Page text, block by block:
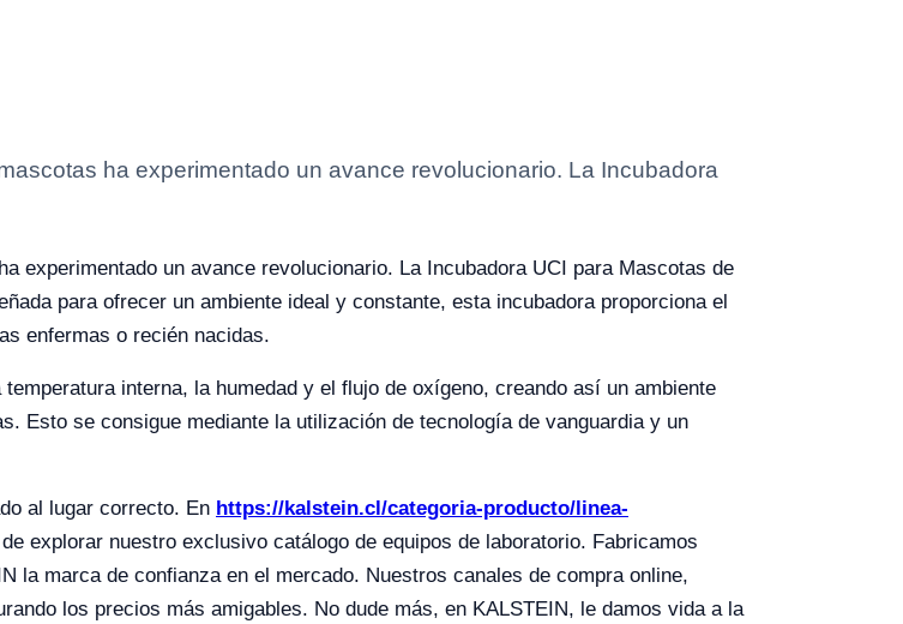
ha experimentado un avance revolucionario. La Incubadora
experimentado un avance revolucionario. La Incubadora UCI para Mascotas de
para ofrecer un ambiente ideal y constante, esta incubadora proporciona el
enfermas o recién nacidas.
interna, la humedad y el flujo de oxígeno, creando así un ambiente
Esto se consigue mediante la utilización de tecnología de vanguardia y un
al lugar correcto. En https://kalstein.cl/categoria-producto/linea-
explorar nuestro exclusivo catálogo de equipos de laboratorio. Fabricamos
la marca de confianza en el mercado. Nuestros canales de compra online,
los precios más amigables. No dude más, en KALSTEIN, le damos vida a la